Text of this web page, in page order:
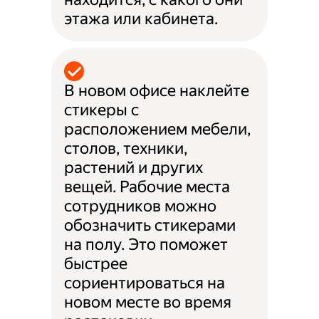
этажа или кабинета.
В новом офисе наклейте
стикеры с
расположением мебели,
столов, техники,
растений и других
вещей. Рабочие места
сотрудников можно
обозначить стикерами
на полу. Это поможет
быстрее
сориентироваться на
новом месте во время